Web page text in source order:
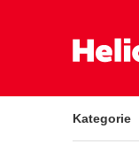
Kategorie